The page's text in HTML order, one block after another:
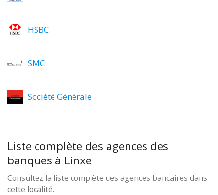
HSBC
SMC
Société Générale
Liste complète des agences des
banques à Linxe
Consultez la liste complète des agences bancaires dans
cette localité.